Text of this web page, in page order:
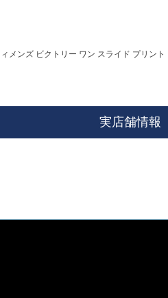
メンズ ビクトリー ワン スライド プリント
実店舗情報